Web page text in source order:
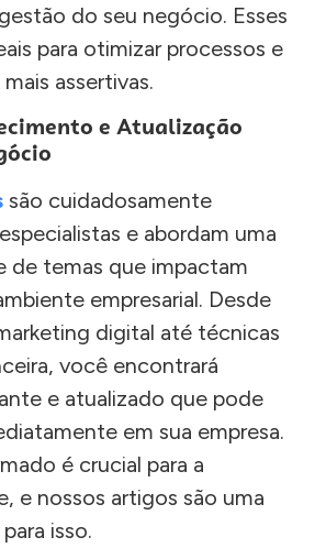
do seu negócio. Esses
para otimizar processos e
assertivas.
e Atualização
são cuidadosamente
e abordam uma
de temas que impactam
empresarial. Desde
digital até técnicas
você encontrará
e atualizado que pode
em sua empresa.
é crucial para a
e nossos artigos são uma
isso.